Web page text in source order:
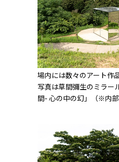
場内には数々のアート作
写真は草間彌生のミラー
間- 心の中の幻」（※内部